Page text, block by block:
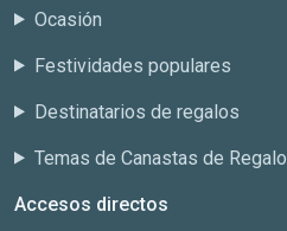
Ocasión
Festividades populares
Destinatarios de regalos
Temas de Canastas de Regalo
Accesos directos